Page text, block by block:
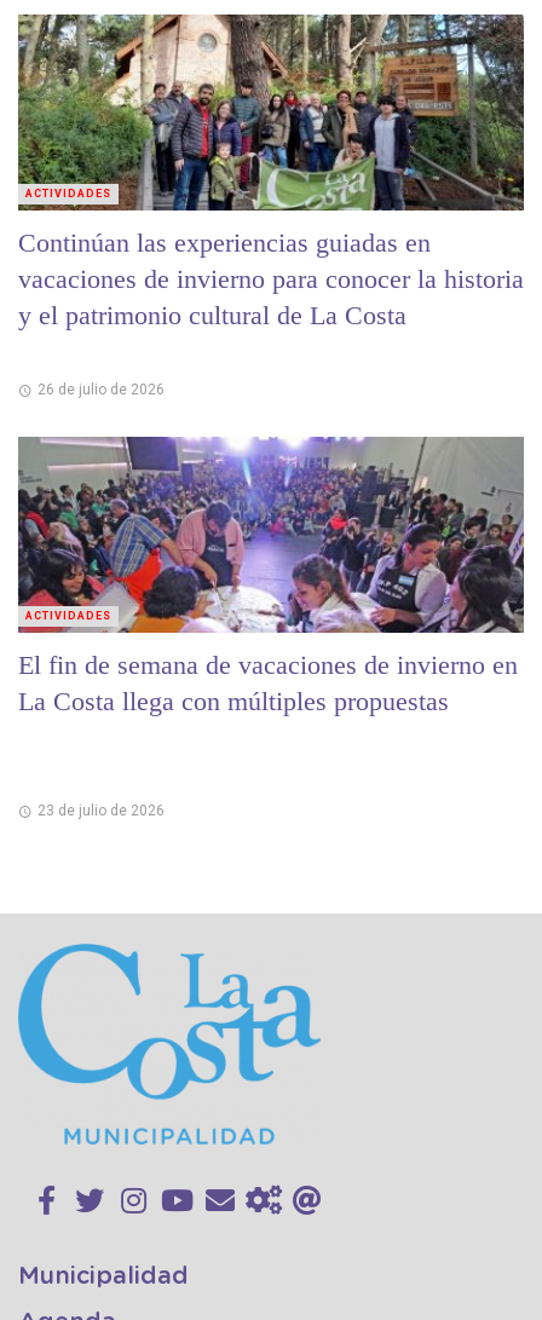
Continúan las experiencias guiadas en
vacaciones de invierno para conocer la historia
y el patrimonio cultural de La Costa
26 de julio de 2026
ACTIVIDADES
El fin de semana de vacaciones de invierno en
La Costa llega con múltiples propuestas
23 de julio de 2026
ACTIVIDADES
Municipalidad